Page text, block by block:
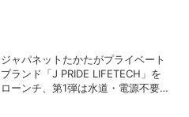
ジャパネットたかたがプライベート
ブランド「J PRIDE LIFETECH」を
ローンチ、第1弾は水道・電源不要